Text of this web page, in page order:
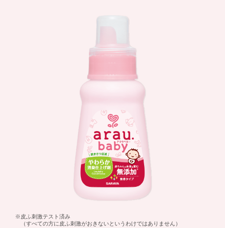
※皮ふ刺激テスト済み
（すべての方に皮ふ刺激がおきないというわけではありません）